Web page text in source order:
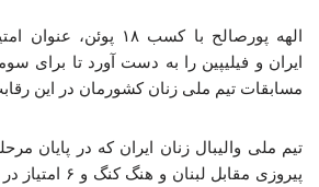
الهه پورصالح با کسب ۱۸
ایران و فیلیپین را به دست آورد تا برای
مسابقات تیم ملی زنان کشورمان در این
تیم ملی والیبال زنان ایران که در پایان
پیروزی مقابل